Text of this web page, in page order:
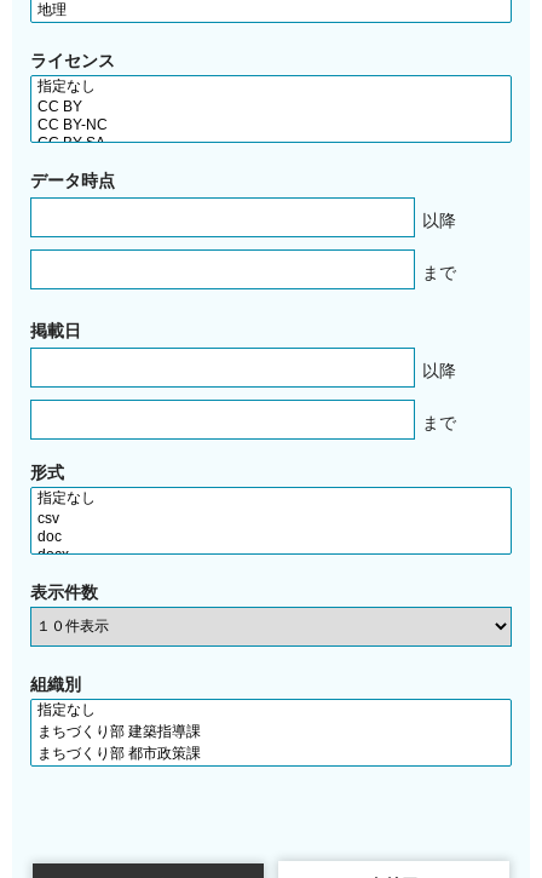
ライセンス
データ時点
以降
まで
掲載日
以降
まで
形式
表示件数
組織別